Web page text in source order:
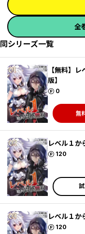
全
同シリーズ一覧
【無料】レ
版】
0
ポイント
無
レベル１か
120
ポイント
レベル１か
120
ポイント